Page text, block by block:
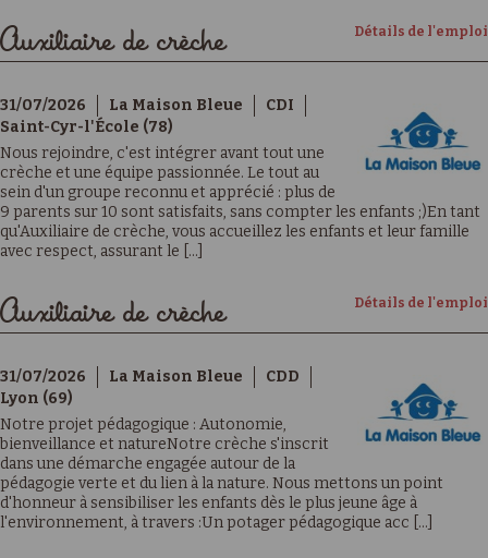
Détails de l'emploi
Auxiliaire de crèche
31/07/2026 La Maison Bleue
CDI
Saint-Cyr-l'École (78)
Nous rejoindre, c'est intégrer avant tout une
crèche et une équipe passionnée. Le tout au
sein d'un groupe reconnu et apprécié : plus de
9 parents sur 10 sont satisfaits, sans compter les enfants ;)En tant
qu'Auxiliaire de crèche, vous accueillez les enfants et leur famille
avec respect, assurant le [...]
Détails de l'emploi
Auxiliaire de crèche
31/07/2026 La Maison Bleue
CDD
Lyon (69)
Notre projet pédagogique : Autonomie,
bienveillance et natureNotre crèche s'inscrit
dans une démarche engagée autour de la
pédagogie verte et du lien à la nature. Nous mettons un point
d'honneur à sensibiliser les enfants dès le plus jeune âge à
l'environnement, à travers :Un potager pédagogique acc [...]